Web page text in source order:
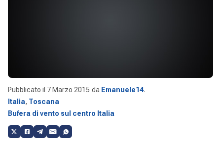
Pubblicato il 7 Marzo 2015 da Emanuele14.
Italia, Toscana
Bufera di vento sul centro Italia